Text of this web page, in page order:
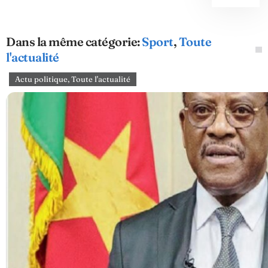
Dans la même catégorie:Sport,Toute
l'actualité
Actu politique,Toute l'actualité